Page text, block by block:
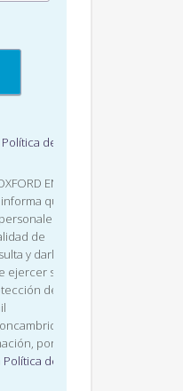
Política de
ENGLISH
que
que
de
y darle
ejercer sus
de datos
por favor,
Política de